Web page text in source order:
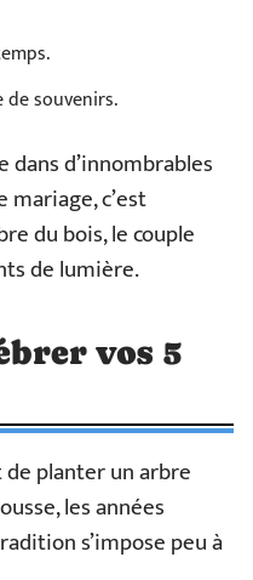
souvenirs.
d’innombrables
c’est
du bois, le couple
de lumière.
vos 5
planter un arbre
les années
s’impose peu à